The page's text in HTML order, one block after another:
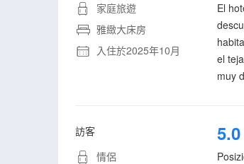
家庭旅遊
雅緻大床房
入住於2025年10月
El
el
muy
訪客
情侶
5.0